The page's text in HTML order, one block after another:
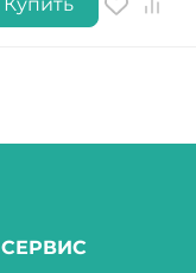
СЕРВИС